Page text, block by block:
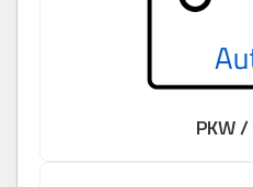
PKW